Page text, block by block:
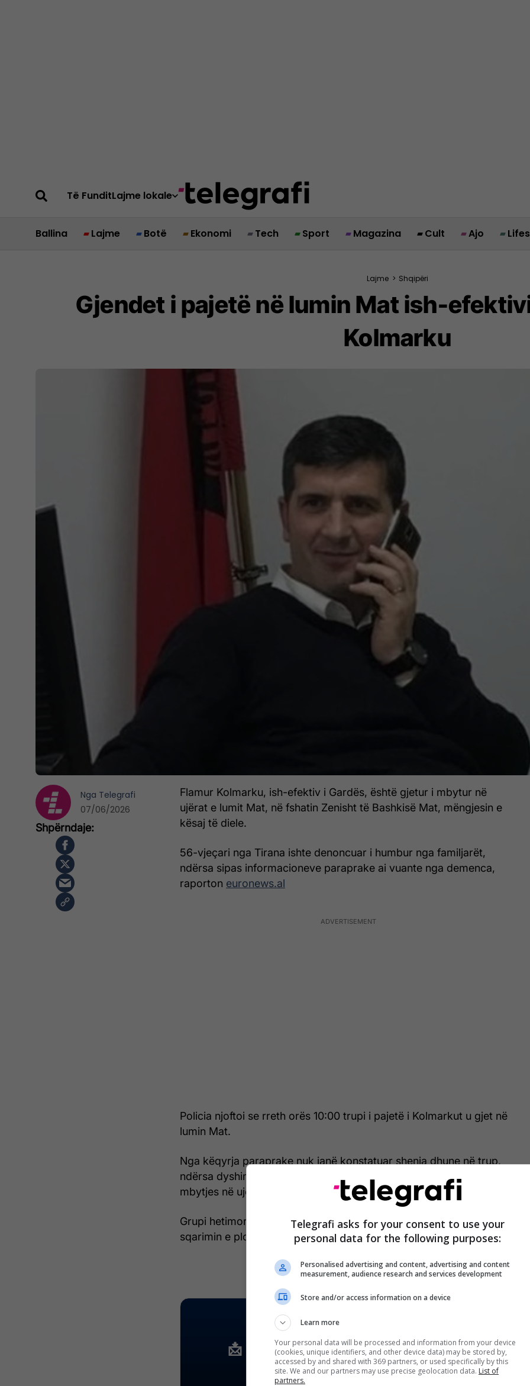
Të FunditLajme lokale
Ballina Lajme Botë Ekonomi Tech Sport Magazina Cult Ajo
Lajme > Shqipëri
Gjendet i pajetë në lumin Mat ish-
Kolmarku
Flamur Kolmarku, ish-efektiv i Gardës, është gjetur i mbytur në
ujërat e lumit Mat, në fshatin Zenisht të Bashkisë Mat, mëngjesin e
kësaj të diele.
56-vjeçari nga Tirana ishte denoncuar i humbur nga familjarët,
ndërsa sipas informacioneve paraprake ai vuante nga demenca,
raporton euronews.al
Policia njoftoi se rreth orës 10:00 trupi i pajetë i Kolmarkut u gjet në
lumin Mat.
Nga këqyrja paraprake nuk janë konstatuar shenja dhune në trup,
ndërsa dyshimet e para janë se ai ka humbur jetën si pasojë e
mbytjes në ujë.
Grupi hetimor, nën drejtimin e Prokurorisë, po vijon veprimet për
sqarimin e plotë të rrethanave të ngjarjes dhe dokumentimin e rastit.
Nga Telegrafi
07/06/2026
Telegrafi asks for your consent to use your
personal data for the following purposes:
Personalised advertising and content, advertising and content
measurement, audience research and services development
Store and/or access information on a device
Learn more
Your personal data will be processed and information from your device
(cookies, unique identifiers, and other device data) may be stored by,
accessed by and shared with 369 partners, or used specifically by this
site. We and our partners may use precise geolocation data. List of
partners.